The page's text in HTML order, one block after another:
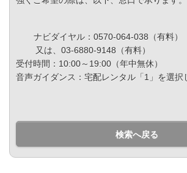
ナビダイヤル：0570-064-038（有料）
又は、03-6880-9148（有料）
受付時間：10:00～19:00（年中無休）
音声ガイダンス：宅配レンタル「1」を選択
検索へ戻る